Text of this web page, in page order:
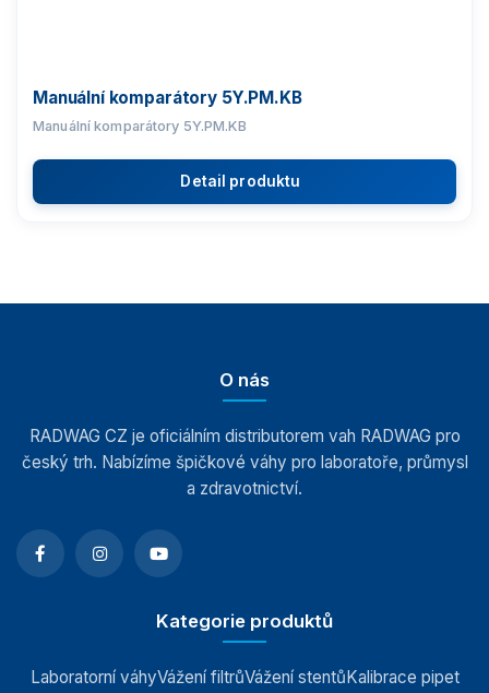
Nemocniční váhy
Vážící moduly
Závaží
Manuální komparátory 5Y.PM.KB
Manuální komparátory 5Y.PM.KB
Detail produktu
O nás
RADWAG CZ je oficiálním distributorem vah RADWAG pro
český trh. Nabízíme špičkové váhy pro laboratoře, průmysl
a zdravotnictví.
Kategorie produktů
Laboratorní váhyVážení filtrůVážení stentůKalibrace pipet